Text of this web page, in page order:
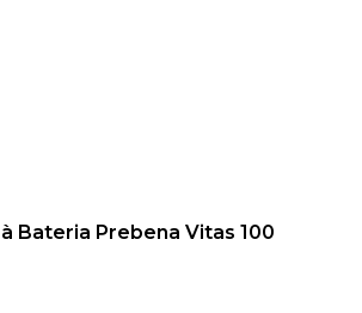
Bateria Prebena Vitas 100